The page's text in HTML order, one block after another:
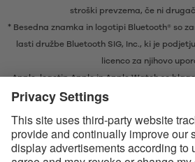
stroški prevzema, če ni
* Besedna znamka in logotipi Bluetooth® so
lasti družbe Bluetooth SIG, Inc., ki je
licenco za njihovo
Apple, logotip Apple in Apple Watch so
Inc. Google Play in logotip Google Play
Apple, Apple-logotypen och Apple Watch
Apple Inc. Google Play och Google Play-